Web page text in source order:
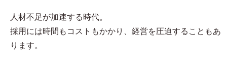
人材不足が加速する時代。
採用には時間もコストもかかり、経営を圧迫することもあ
ります。